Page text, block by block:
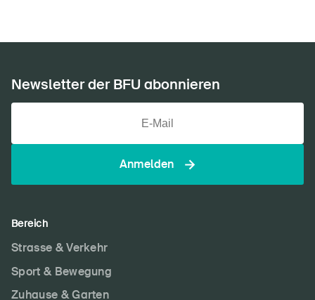
Newsletter der BFU abonnieren
Anmelden
Bereich
Strasse & Verkehr
Sport & Bewegung
Zuhause & Garten